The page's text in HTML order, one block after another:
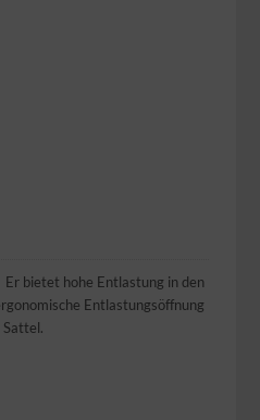
bietet hohe Entlastung in den
Entlastungsöffnung